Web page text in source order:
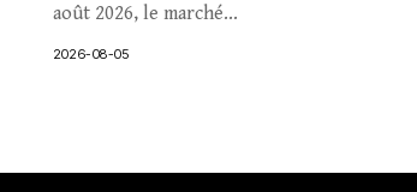
août 2026, le marché...
2026-08-05